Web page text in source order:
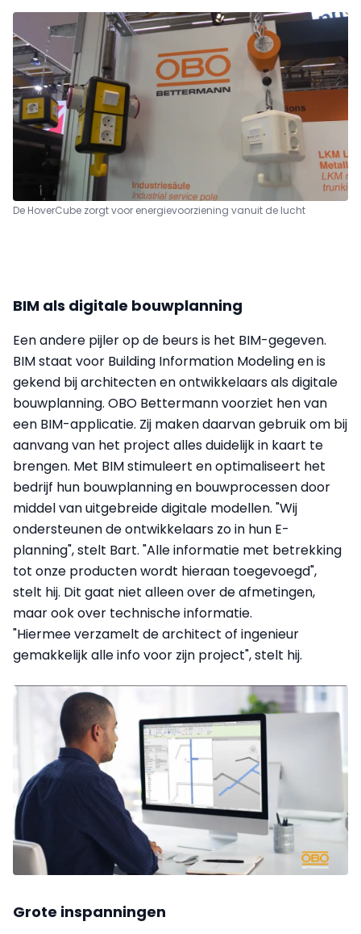
De HoverCube zorgt voor energievoorziening vanuit de lucht
BIM als digitale bouwplanning
Een andere pijler op de beurs is het BIM-gegeven.
BIM staat voor Building Information Modeling en is
gekend bij architecten en ontwikkelaars als digitale
bouwplanning. OBO Bettermann voorziet hen van
een BIM-applicatie. Zij maken daarvan gebruik om bij
aanvang van het project alles duidelijk in kaart te
brengen. Met BIM stimuleert en optimaliseert het
bedrijf hun bouwplanning en bouwprocessen door
middel van uitgebreide digitale modellen. "Wij
ondersteunen de ontwikkelaars zo in hun E-
planning", stelt Bart. "Alle informatie met betrekking
tot onze producten wordt hieraan toegevoegd",
stelt hij. Dit gaat niet alleen over de afmetingen,
maar ook over technische informatie.
"Hiermee verzamelt de architect of ingenieur
gemakkelijk alle info voor zijn project", stelt hij.
Grote inspanningen